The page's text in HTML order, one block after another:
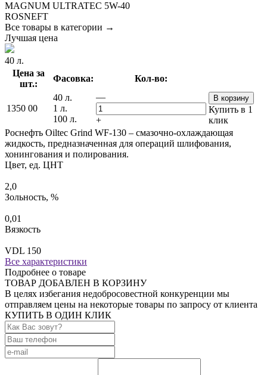
MAGNUM ULTRATEC 5W-40
ROSNEFT
Все товары в категории →
Лучшая цена
40 л.
Цена за
шт.:
Фасовка: Кол-во:
1350 00
40 л.
1 л.
100 л.
—
+
В корзину
Купить в 1
клик
Роснефть Oiltec Grind WF-130 – смазочно-охлаждающая
жидкость, предназначенная для операций шлифования,
хонингования и полирования.
Цвет, ед. ЦНТ
2,0
Зольность, %
0,01
Вязкость
VDL 150
Все характеристики
Подробнее о товаре
ТОВАР ДОБАВЛЕН В КОРЗИНУ
В целях избегания недобросовестной конкуренции мы
отправляем цены на некоторые товары по запросу от клиента
КУПИТЬ В ОДИН КЛИК